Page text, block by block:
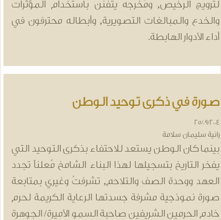
الرخيص, ومُخرجه يتفنن باستخدام المؤثرات
والمبالغات التصويرية, وأبطاله محترفون في
الأدوار الهابطة.
في ذكرى توحيد الوطن
25/09/
سليمان سلامة
كان الوطن يستعد للاحتفاء بذكرى التوحيد التي
التاريخ بتسجيلها لهذا البناء الشامخ مُعلناً تجدد
ووحدة الصف والتلاحم, تشرفتُ وغيري بمتابعة
نموذجية مشرفة جسدتها الرعاية الكريمة لحرم
الحرمين الشريفين صاحبة السمو الأميرة/ الجوهرة